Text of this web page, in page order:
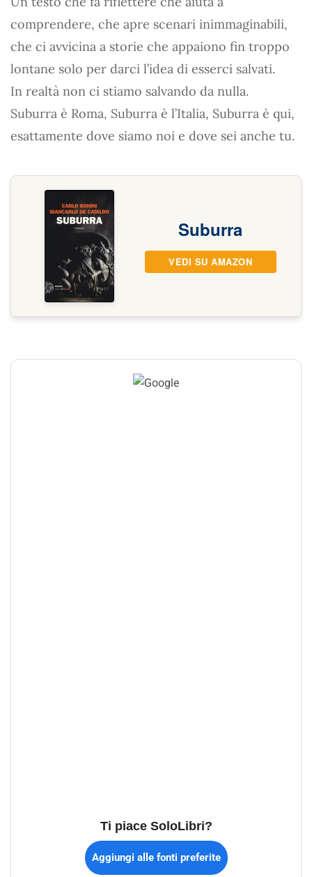
comprendere, che apre scenari inimmaginabili,
che ci avvicina a storie che appaiono fin troppo
lontane solo per darci l’idea di esserci salvati.
In realtà non ci stiamo salvando da nulla.
Suburra è Roma, Suburra è l’Italia, Suburra è qui,
esattamente dove siamo noi e dove sei anche tu.
Suburra
VEDI SU AMAZON
Ti piace SoloLibri?
Aggiungi alle fonti preferite